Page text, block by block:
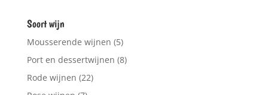
Soort wijn
Mousserende wijnen (5)
Port en dessertwijnen (8)
Rode wijnen (22)